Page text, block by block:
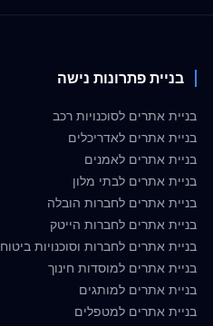
בניית פתרונות נישה
בניית אתרים לסוכנויות רכב
בניית אתרים לאדריכלים
בניית אתרים לאמנים
בניית אתרים לבתי מלון
בניית אתרים לחברות הובלה
בניית אתרים לחברות הייטק
בניית אתרים לחברות וסוכנויות ביטוח
בניית אתרים למוסדות חינוך
בניית אתרים למותגים
בניית אתרים למטפלים